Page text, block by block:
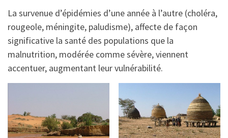
La survenue d’épidémies d’une année à l’autre (choléra,
rougeole, méningite, paludisme), affecte de façon
significative la santé des populations que la
malnutrition, modérée comme sévère, viennent
accentuer, augmentant leur vulnérabilité.